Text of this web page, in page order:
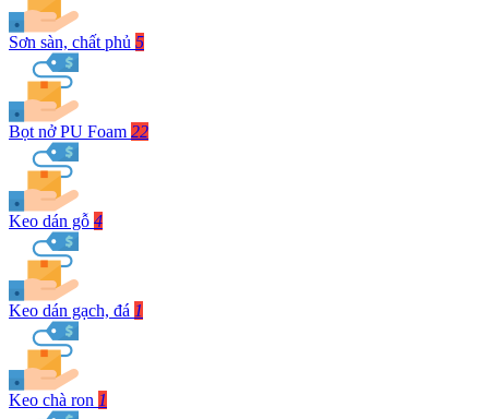
Sơn sàn, chất phủ 5
Bọt nở PU Foam 22
Keo dán gỗ 4
Keo dán gạch, đá 1
Keo chà ron 1